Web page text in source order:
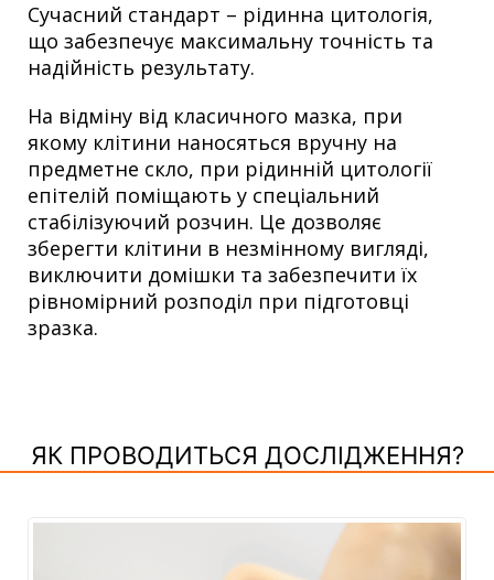
Сучасний стандарт – рідинна цитологія,
що забезпечує максимальну точність та
надійність результату.
На відміну від класичного мазка, при
якому клітини наносяться вручну на
предметне скло, при рідинній цитології
епітелій поміщають у спеціальний
стабілізуючий розчин. Це дозволяє
зберегти клітини в незмінному вигляді,
виключити домішки та забезпечити їх
рівномірний розподіл при підготовці
зразка.
ЯК ПРОВОДИТЬСЯ ДОСЛІДЖЕННЯ?